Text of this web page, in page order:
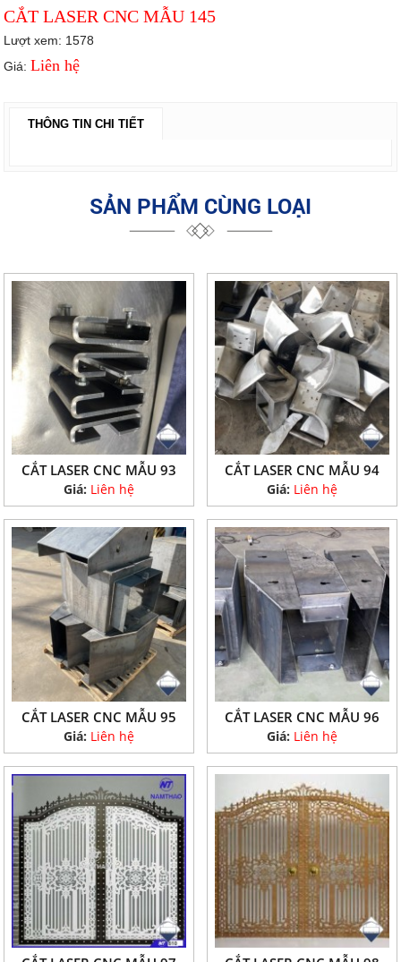
CẮT LASER CNC MẪU 145
Lượt xem: 1578
Giá: Liên hệ
THÔNG TIN CHI TIẾT
SẢN PHẨM CÙNG LOẠI
CẮT LASER CNC MẪU 93
Giá: Liên hệ
CẮT LASER CNC MẪU 94
Giá: Liên hệ
CẮT LASER CNC MẪU 95
Giá: Liên hệ
CẮT LASER CNC MẪU 96
Giá: Liên hệ